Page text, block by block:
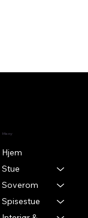
Meny
Hjem
Stue
Soverom
Spisestue